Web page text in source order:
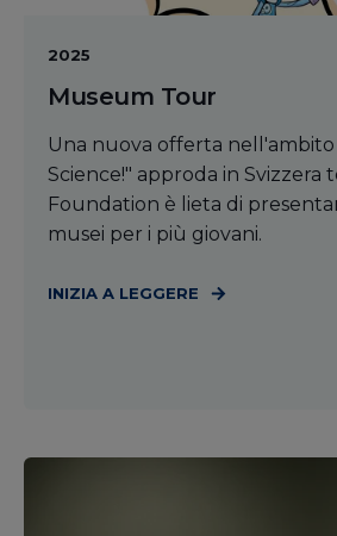
2025
Museum Tour
Una nuova offerta nell'ambito
Science!" approda in Svizzera
Foundation è lieta di
musei per i più giovani.
INIZIA A LEGGERE